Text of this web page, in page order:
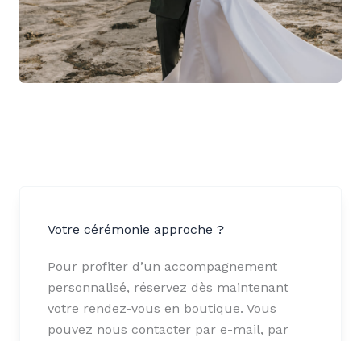
Votre cérémonie approche ?
Pour profiter d’un accompagnement
personnalisé, réservez dès maintenant
votre rendez-vous en boutique. Vous
pouvez nous contacter par e-mail, par